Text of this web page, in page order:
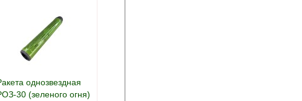
однозвездная
30 (зеленого огня)